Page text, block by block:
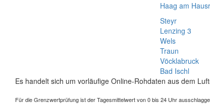
Haag am
Steyr
Lenzing 3
Wels
Traun
Vöcklabruck
Bad Ischl
Es handelt sich um vorläufige Online-Rohdaten aus dem
Für die Grenzwertprüfung ist der Tagesmittelwert von 0 bis 24 Uhr